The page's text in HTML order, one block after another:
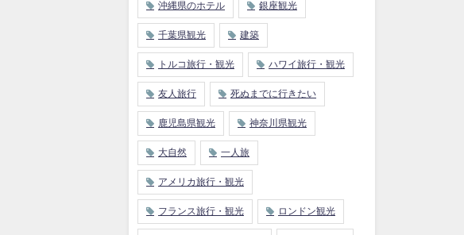
沖縄県のホテル 銀座観光
千葉県観光 建築
トルコ旅行・観光 ハワイ旅行・観光
友人旅行 死ぬまでに行きたい
鹿児島県観光 神奈川県観光
大自然 一人旅
アメリカ旅行・観光
フランス旅行・観光 ロンドン観光